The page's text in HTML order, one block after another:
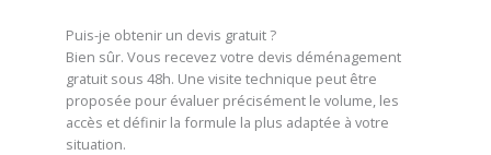
Puis-je obtenir un devis gratuit ?
Bien sûr. Vous recevez votre devis déménagement
gratuit sous 48h. Une visite technique peut être
proposée pour évaluer précisément le volume, les
accès et définir la formule la plus adaptée à votre
situation.